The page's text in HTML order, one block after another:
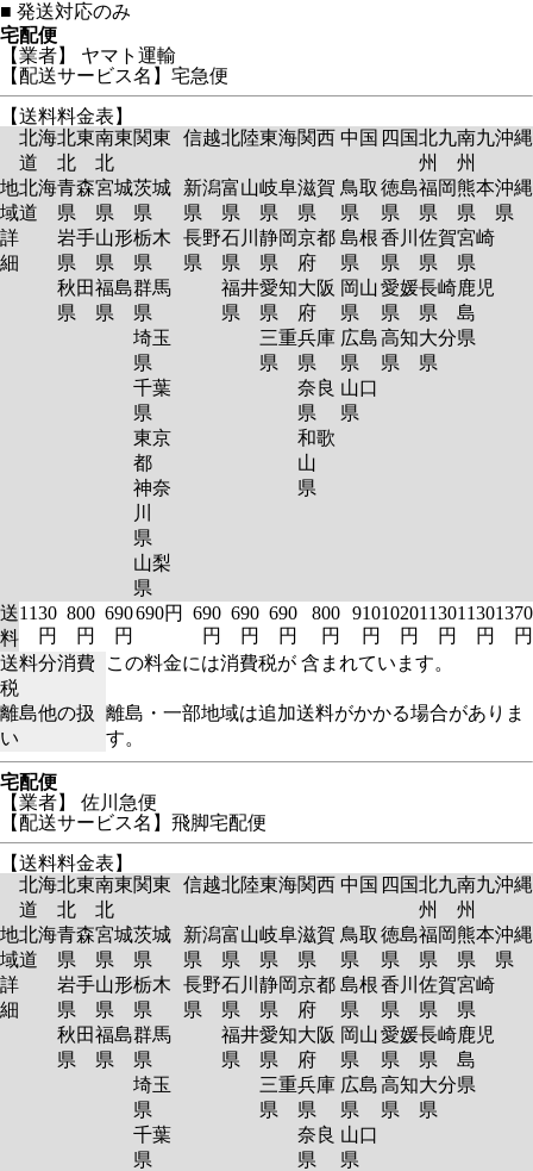
■ 発送対応のみ
宅配便
【業者】 ヤマト運輸
【配送サービス名】宅急便
【送料料金表】
北海
道
北東
北
南東
北
関東 信越北陸東海関西 中国 四国北九
州
南九
州
沖縄
地
域
詳
細
北海
道
青森
県
岩手
県
秋田
県
宮城
県
山形
県
福島
県
茨城
県
栃木
県
群馬
県
埼玉
県
千葉
県
東京
都
神奈
川
県
山梨
県
新潟
県
長野
県
富山
県
石川
県
福井
県
岐阜
県
静岡
県
愛知
県
三重
県
滋賀
県
京都
府
大阪
府
兵庫
県
奈良
県
和歌
山
県
鳥取
県
島根
県
岡山
県
広島
県
山口
県
徳島
県
香川
県
愛媛
県
高知
県
福岡
県
佐賀
県
長崎
県
大分
県
熊本
県
宮崎
県
鹿児
島
県
沖縄
県
送
料
1130
円
800
円
690
円
690円
690
円
690
円
690
円
800
円
910
円
1020
円
1130
円
1130
円
1370
円
送料分消費
税
この料金には消費税が 含まれています。
離島他の扱
い
離島・一部地域は追加送料がかかる場合がありま
す。
宅配便
【業者】 佐川急便
【配送サービス名】飛脚宅配便
【送料料金表】
北海
道
北東
北
南東
北
関東 信越北陸東海関西 中国 四国北九
州
南九
州
沖縄
地
域
詳
細
北海
道
青森
県
岩手
県
秋田
県
宮城
県
山形
県
福島
県
茨城
県
栃木
県
群馬
県
埼玉
県
千葉
県
新潟
県
長野
県
富山
県
石川
県
福井
県
岐阜
県
静岡
県
愛知
県
三重
県
滋賀
県
京都
府
大阪
府
兵庫
県
奈良
県
鳥取
県
島根
県
岡山
県
広島
県
山口
県
徳島
県
香川
県
愛媛
県
高知
県
福岡
県
佐賀
県
長崎
県
大分
県
熊本
県
宮崎
県
鹿児
島
県
沖縄
県